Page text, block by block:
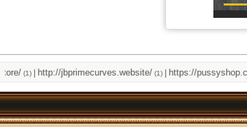
(1)|http://jbprimecurves.website/(1)|https://